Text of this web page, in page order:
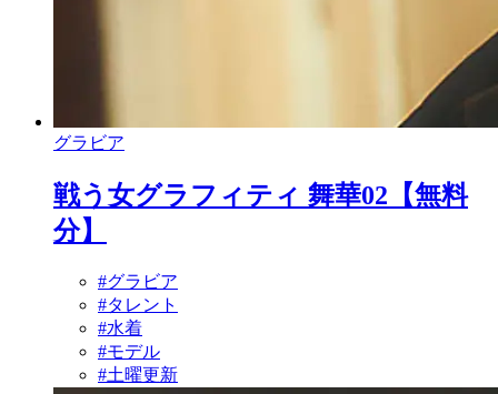
グラビア
戦う女グラフィティ 舞華02【無料
分】
#グラビア
#タレント
#水着
#モデル
#土曜更新